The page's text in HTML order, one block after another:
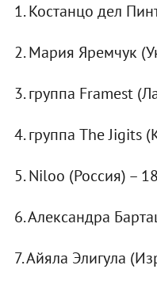
1. Костанцо дел
2. Мария Яремчук
3. группа Framest
4. группа The Jigits
5. Niloo (Россия) –
6. Александра
7. Айяла Элигула